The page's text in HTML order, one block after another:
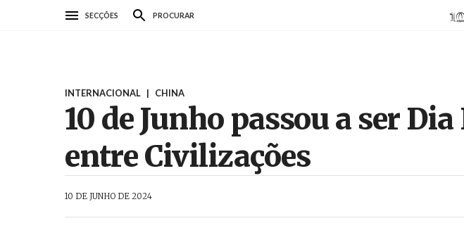
SECÇÕES PROCURAR
INTERNACIONAL | CHINA
10 de Junho passou a ser
entre Civilizações
10 DE JUNHO DE 2024